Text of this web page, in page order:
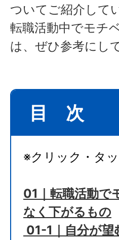
ついてご紹介して
転職活動中でモチ
は、ぜひ参考にし
目 次
※クリック・タ
01｜転職活動で
なく下がるもの
01-1｜自分が望